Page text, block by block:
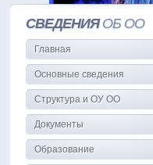
СВЕДЕНИЯОБ ОО
Главная
Основные сведения
Структура и ОУ ОО
Документы
Образование